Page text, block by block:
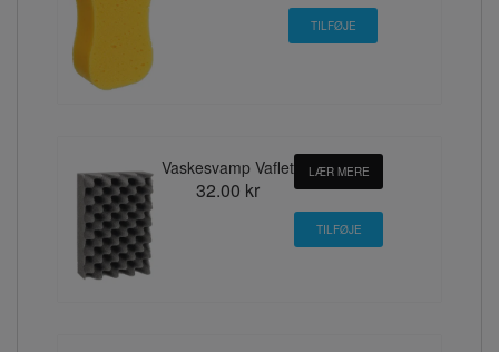
Vaskesvamp Vaflet
32.00 kr
LÆR MERE